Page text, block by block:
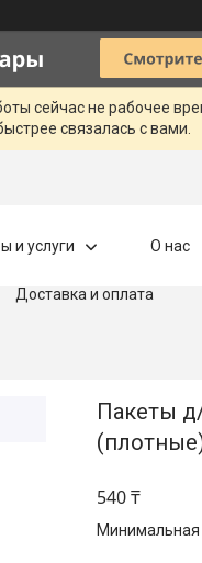
сейчас не рабочее
связалась с вами.
и услуги О нас
Доставка и оплата
Пакеты
540 ₸
Минимальная